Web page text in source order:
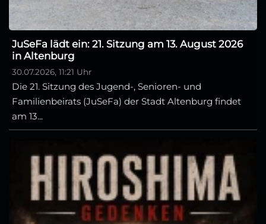
JuSeFa lädt ein: 21. Sitzung am 13. August 2026
in Altenburg
30.07.2026, 11:21 Uhr
Die 21. Sitzung des Jugend-, Senioren- und
Familienbeirats (JuSeFa) der Stadt Altenburg findet
am 13...